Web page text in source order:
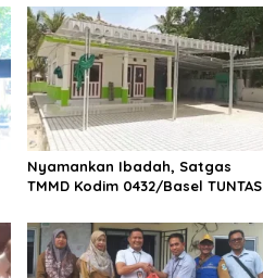
Nyamankan Ibadah, Satgas
TMMD Kodim 0432/Basel TUNTAS